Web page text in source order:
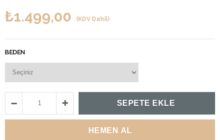
₺1.499,00 (KDV Dahil)
BEDEN